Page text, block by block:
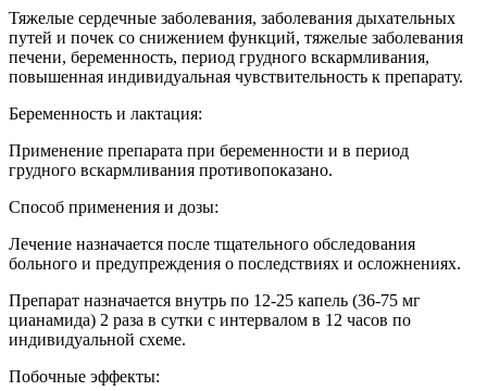
Тяжелые сердечные заболевания, заболевания дыхательных
путей и почек со снижением функций, тяжелые заболевания
печени, беременность, период грудного вскармливания,
повышенная индивидуальная чувствительность к препарату.
Беременность и лактация:
Применение препарата при беременности и в период
грудного вскармливания противопоказано.
Способ применения и дозы:
Лечение назначается после тщательного обследования
больного и предупреждения о последствиях и осложнениях.
Препарат назначается внутрь по 12-25 капель (36-75 мг
цианамида) 2 раза в сутки с интервалом в 12 часов по
индивидуальной схеме.
Побочные эффекты: